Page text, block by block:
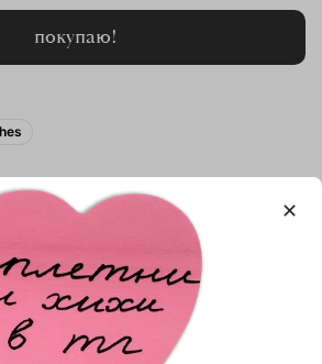
покупаю!
то воздушная булочка!
завязки у шеи, создавайте
ленты болтающимися по ветру –
Все как мы любим: хлопок, обилие ткани,
просто и цепляюще.
от S до XL.